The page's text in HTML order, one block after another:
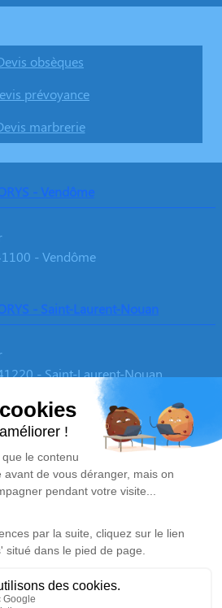
obsèques
prévoyance
marbrerie
- Vendôme
- Vendôme
- Saint-Laurent-Nouan
- Saint-Laurent-Nouan
à Blois
- 41000 - Blois
Liens utiles
À propos de Memorys
agence